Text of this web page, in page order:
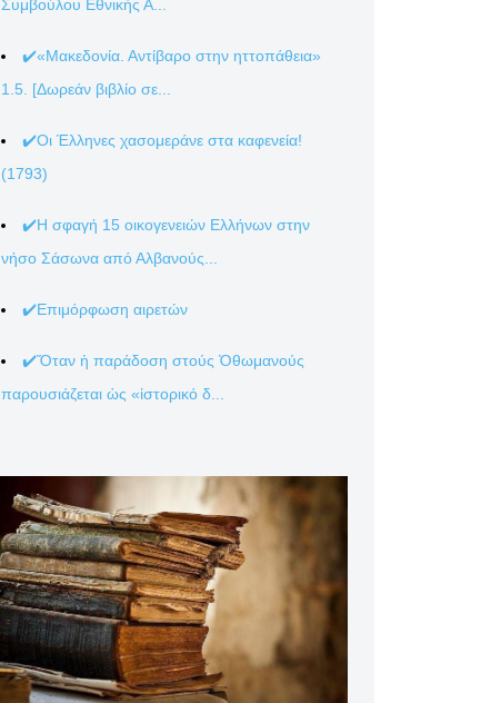
Συμβούλου Εθνικής Α...
✔️«Μακεδονία. Αντίβαρο στην ηττοπάθεια»
1.5. [Δωρεάν βιβλίο σε...
✔️Οι Έλληνες χασομεράνε στα καφενεία!
(1793)
✔️Η σφαγή 15 οικογενειών Ελλήνων στην
νήσο Σάσωνα από Αλβανούς...
✔️Επιμόρφωση αιρετών
✔️Ὅταν ἡ παράδοση στούς Ὀθωμανούς
παρουσιάζεται ὡς «ἱστορικό δ...